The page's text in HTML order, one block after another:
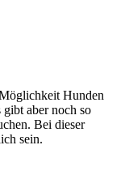
Hunden
aber noch so
Bei dieser
sein.